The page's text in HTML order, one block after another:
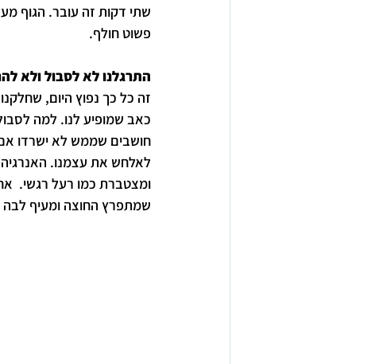
שתי דקות זה עובר. הגוף
פשוט חולף.
התרגלנו לא לסבול ולא
זה כל כך נפוץ היום,
כאב שמופיע לנו. למה
חושבים שממש לא ישרדו אם
לאלחש את עצמנו.
ומצטברת כמו רעל רגשי.
שמתפרץ החוצה ומעיף